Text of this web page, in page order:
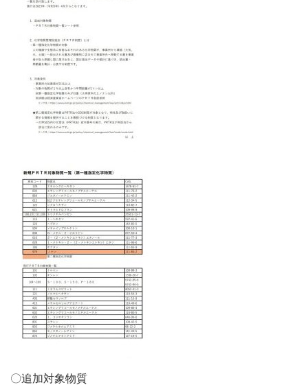
〇追加対象物質